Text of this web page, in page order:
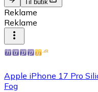
Til butik
Reklame
Reklame
Apple iPhone 17 Pro
Fog